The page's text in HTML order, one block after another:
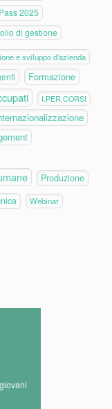
2025
di gestione
e sviluppo d'azienda
Formazione
I.PER.CORSI
Produzione
Webinar